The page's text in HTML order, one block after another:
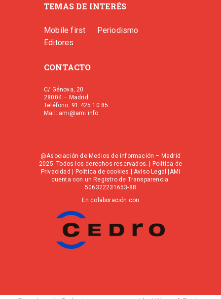
TEMAS DE INTERÉS
Mobile first
Periodismo
Editores
CONTACTO
C/ Génova, 20
28004 – Madrid
Teléfono: 91 425 10 85
Mail: ami@ami.info
@Asociación de Medios de información – Madrid
2025. Todos los derechos reservados. | Política de
Privacidad | Política de cookies | Aviso Legal |AMI
cuenta con un Registro de Transparencia:
506322231653-88
En colaboración con